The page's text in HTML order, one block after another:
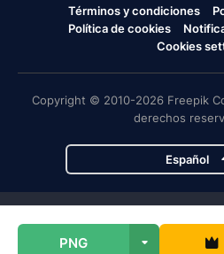
PNG
Términos y condiciones
Política de cookies
Cookies
Copyright © 2010-2026 Freepik
derechos
Español